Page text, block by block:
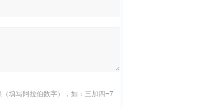
填写阿拉伯数字），如：三加四=7